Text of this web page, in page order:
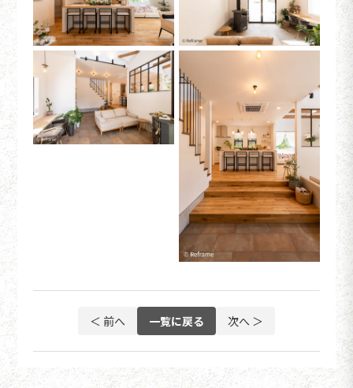
＜ 前へ 一覧に戻る 次へ ＞